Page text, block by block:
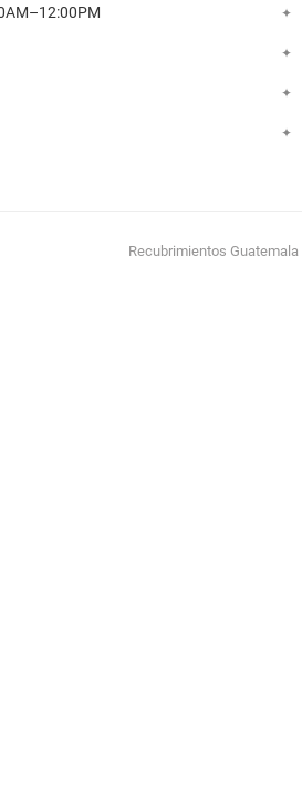
Recubrimientos Guatemala